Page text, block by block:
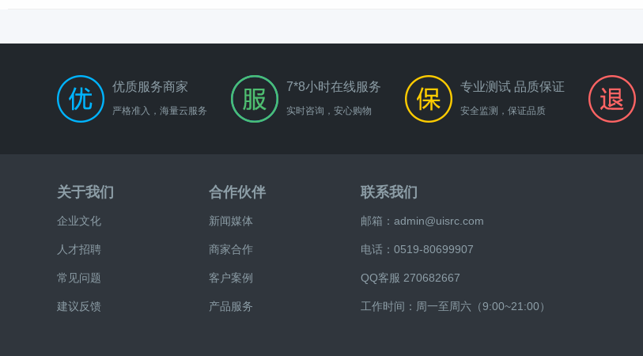
优质服务商家
严格准入，海量云服务
7*8小时在线服务
实时咨询，安心购物
专业测试 品质保证
安全监测，保证品质
关于我们
企业文化
人才招聘
常见问题
建议反馈
合作伙伴
新闻媒体
商家合作
客户案例
产品服务
联系我们
邮箱：admin@uisrc.com
电话：0519-80699907
QQ客服 270682667
工作时间：周一至周六（9:00~21:00）